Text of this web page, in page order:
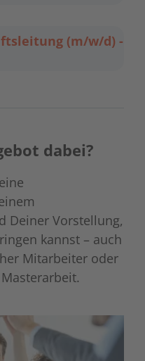
(m/w/d) -
dabei?
Deiner Vorstellung,
kannst – auch
Mitarbeiter oder